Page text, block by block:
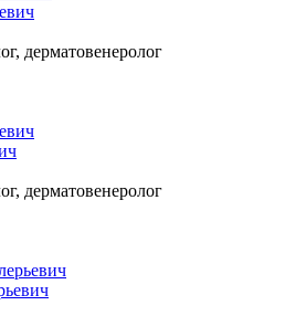
дерматовенеролог
дерматовенеролог